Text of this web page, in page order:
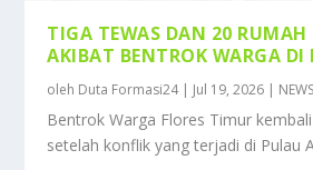
TIGA TEWAS DAN 20 RUMAH
AKIBAT BENTROK WARGA DI
oleh Duta Formasi24| Jul 19, 2026 | NEWS
Bentrok Warga Flores Timur
setelah konflik yang terjadi di Pulau